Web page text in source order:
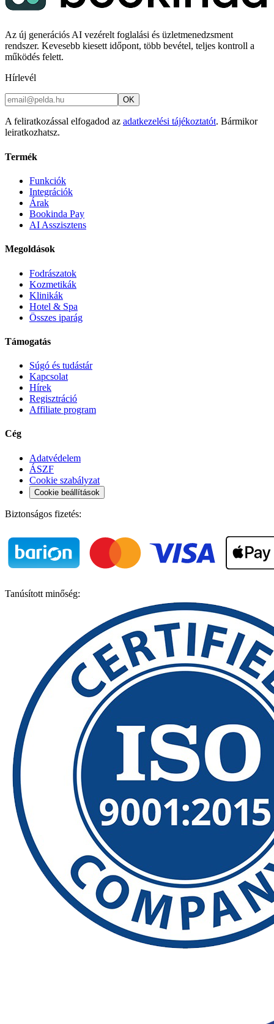
Az új generációs AI vezérelt foglalási és üzletmenedzsment
rendszer. Kevesebb kiesett időpont, több bevétel, teljes kontroll a
működés felett.
Hírlevél
OK
A feliratkozással elfogadod az adatkezelési tájékoztatót. Bármikor
leiratkozhatsz.
Termék
Funkciók
Integrációk
Árak
Bookinda Pay
AI Asszisztens
Megoldások
Fodrászatok
Kozmetikák
Klinikák
Hotel & Spa
Összes iparág
Támogatás
Súgó és tudástár
Kapcsolat
Hírek
Regisztráció
Affiliate program
Cég
Adatvédelem
ÁSZF
Cookie szabályzat
Cookie beállítások
Biztonságos fizetés:
Tanúsított minőség: